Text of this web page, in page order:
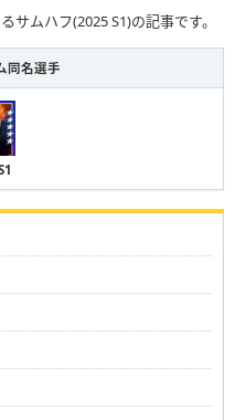
サムハフ(2025 S1)の記事です。
同名選手